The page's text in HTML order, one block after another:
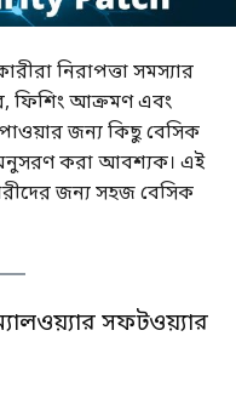
নিরাপত্তা সমস্যার
ফিশিং আক্রমণ এবং
জন্য কিছু বেসিক
অনুসরণ করা আবশ্যক। এই
জন্য সহজ বেসিক
সফটওয়্যার